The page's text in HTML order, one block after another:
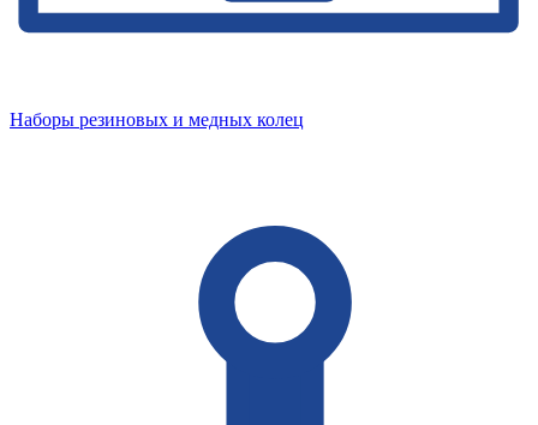
Наборы резиновых и медных колец